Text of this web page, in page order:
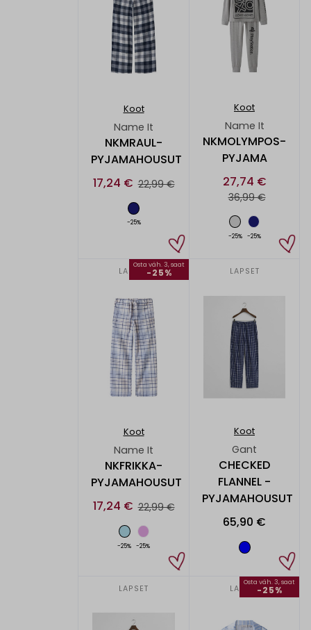
Koot
Name It
NKMRAUL-
PYJAMAHOUSUT
17,24 € 22,99 €
-25%
Koot
Name It
NKMOLYMPOS-
PYJAMA
27,74 €
36,99 €
-25% -25%
LAPSET
Osta väh. 3, saat
-25%
Koot
Name It
NKFRIKKA-
PYJAMAHOUSUT
17,24 € 22,99 €
-25% -25%
LAPSET
Koot
Gant
CHECKED
FLANNEL -
PYJAMAHOUSUT
65,90 €
LAPSET LAPSET
Osta väh. 3, saat
-25%